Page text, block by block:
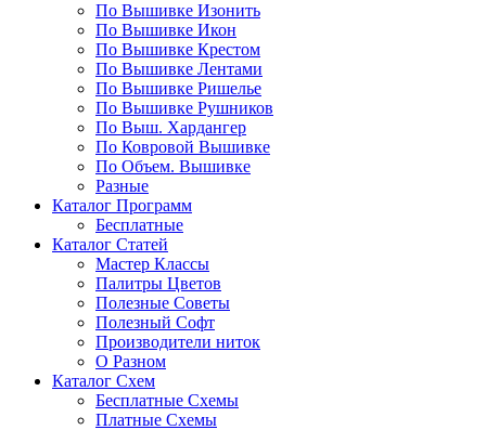
По Вышивке Изонить
По Вышивке Икон
По Вышивке Крестом
По Вышивке Лентами
По Вышивке Ришелье
По Вышивке Рушников
По Выш. Хардангер
По Ковровой Вышивке
По Объем. Вышивке
Разные
Каталог Программ
Бесплатные
Каталог Статей
Мастер Классы
Палитры Цветов
Полезные Советы
Полезный Софт
Производители ниток
О Разном
Каталог Схем
Бесплатные Схемы
Платные Схемы